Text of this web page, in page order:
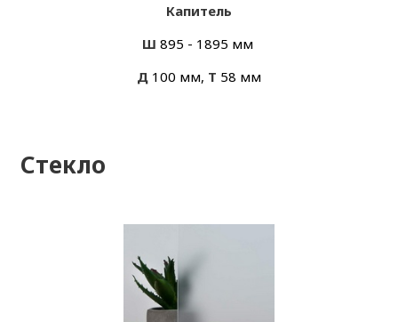
Капитель
Ш 895 - 1895 мм
Д 100 мм, Т 58 мм
Стекло